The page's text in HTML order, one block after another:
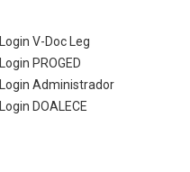
Login V-Doc Leg
Login PROGED
Login Administrador
Login DOALECE